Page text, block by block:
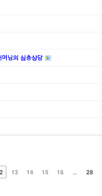
님의 심층상담
13 14 15 16 ... 28